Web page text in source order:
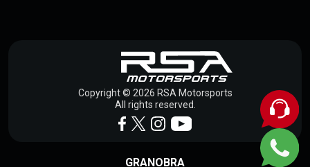
Copyright © 2026 RSA Motorsports
All rights reserved.
GRANOBRA